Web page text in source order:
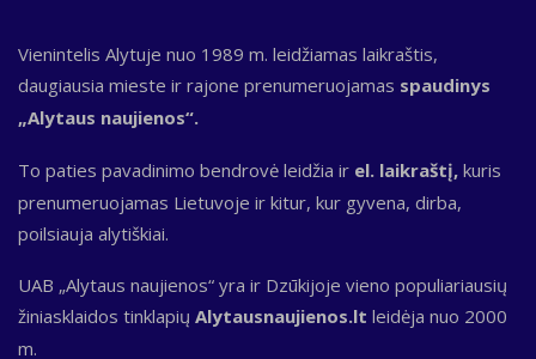
Vienintelis Alytuje nuo 1989 m. leidžiamas laikraštis,
daugiausia mieste ir rajone prenumeruojamas spaudinys
„Alytaus naujienos“.
To paties pavadinimo bendrovė leidžia ir el. laikraštį, kuris
prenumeruojamas Lietuvoje ir kitur, kur gyvena, dirba,
poilsiauja alytiškiai.
UAB „Alytaus naujienos“ yra ir Dzūkijoje vieno populiariausių
žiniasklaidos tinklapių Alytausnaujienos.lt leidėja nuo 2000
m.